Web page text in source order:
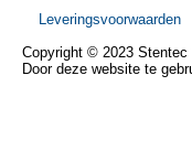
Leveringsvoorwaarden
Copyright © 2023 Stentec
Door deze website te